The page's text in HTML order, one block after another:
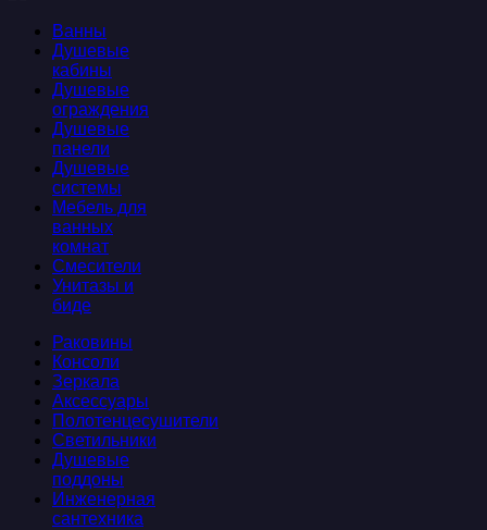
Ванны
Душевые
кабины
Душевые
ограждения
Душевые
панели
Душевые
системы
Мебель для
ванных
комнат
Смесители
Унитазы и
биде
Раковины
Консоли
Зеркала
Аксессуары
Полотенцесушители
Светильники
Душевые
поддоны
Инженерная
сантехника